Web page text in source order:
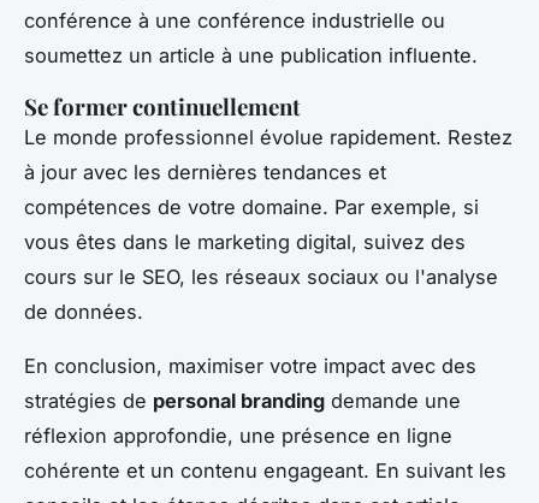
conférence à une conférence industrielle ou
soumettez un article à une publication influente.
Se former continuellement
Le monde professionnel évolue rapidement. Restez
à jour avec les dernières tendances et
compétences de votre domaine. Par exemple, si
vous êtes dans le marketing digital, suivez des
cours sur le SEO, les réseaux sociaux ou l'analyse
de données.
En conclusion, maximiser votre impact avec des
stratégies de personal branding demande une
réflexion approfondie, une présence en ligne
cohérente et un contenu engageant. En suivant les